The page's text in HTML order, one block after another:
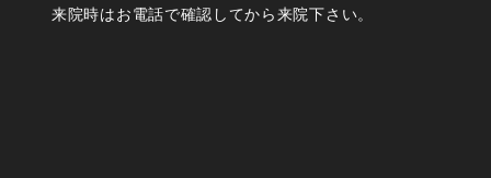
来院時はお電話で確認してから来院下さい。